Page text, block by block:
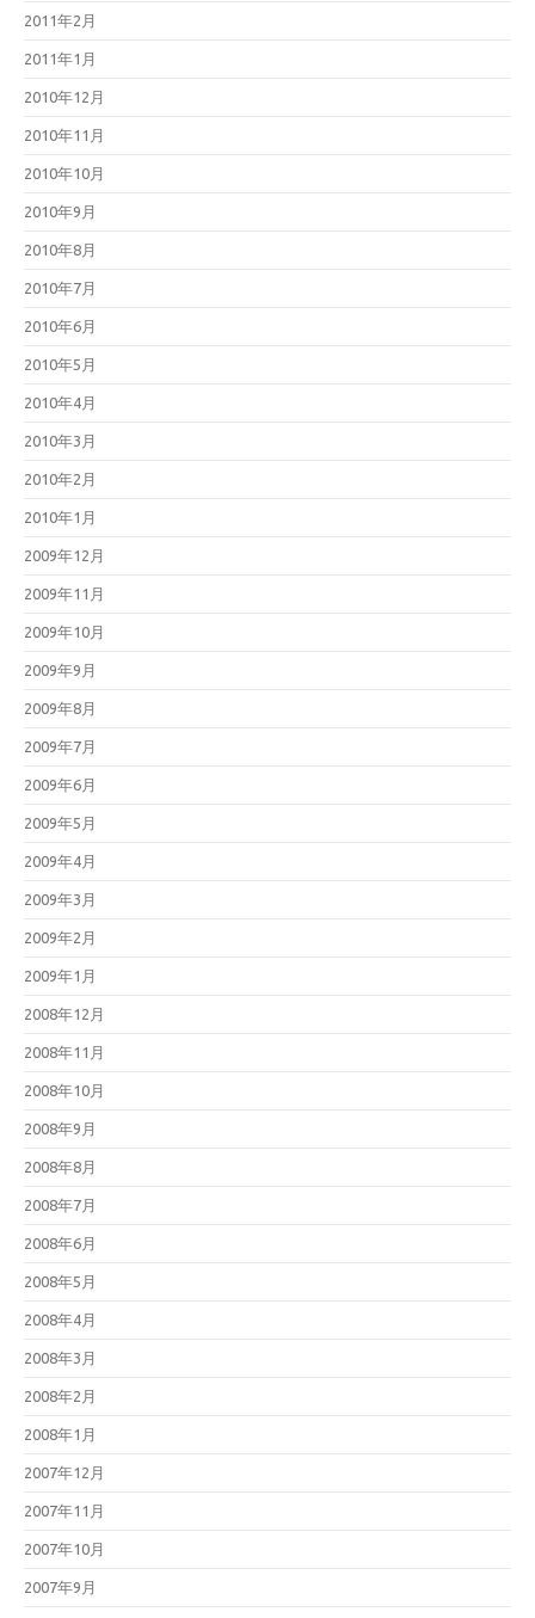
2011年2月
2011年1月
2010年12月
2010年11月
2010年10月
2010年9月
2010年8月
2010年7月
2010年6月
2010年5月
2010年4月
2010年3月
2010年2月
2010年1月
2009年12月
2009年11月
2009年10月
2009年9月
2009年8月
2009年7月
2009年6月
2009年5月
2009年4月
2009年3月
2009年2月
2009年1月
2008年12月
2008年11月
2008年10月
2008年9月
2008年8月
2008年7月
2008年6月
2008年5月
2008年4月
2008年3月
2008年2月
2008年1月
2007年12月
2007年11月
2007年10月
2007年9月